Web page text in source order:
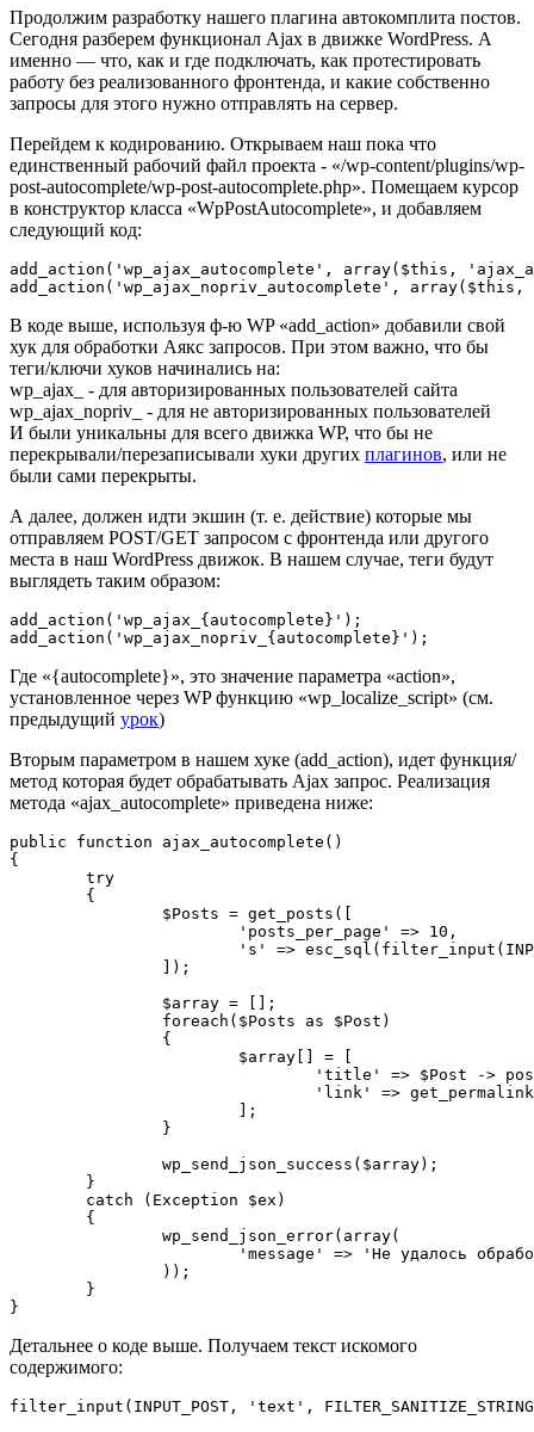
Продолжим разработку нашего плагина автокомплита постов.
Сегодня разберем функционал Ajax в движке WordPress. А
именно — что, как и где подключать, как протестировать
работу без реализованного фронтенда, и какие собственно
запросы для этого нужно отправлять на сервер.
Перейдем к кодированию. Открываем наш пока что
единственный рабочий файл проекта - «/wp-content/plugins/wp-
post-autocomplete/wp-post-autocomplete.php». Помещаем курсор
в конструктор класса «WpPostAutocomplete», и добавляем
следующий код:
add_action('wp_ajax_autocomplete', array($this,
В коде выше, используя ф-ю WP «add_action» добавили свой
хук для обработки Аякс запросов. При этом важно, что бы
теги/ключи хуков начинались на:
wp_ajax_ - для авторизированных пользователей сайта
wp_ajax_nopriv_ - для не авторизированных пользователей
И были уникальны для всего движка WP, что бы не
перекрывали/перезаписывали хуки других плагинов, или не
были сами перекрыты.
А далее, должен идти экшин (т. е. действие) которые мы
отправляем POST/GET запросом с фронтенда или другого
места в наш WordPress движок. В нашем случае, теги будут
выглядеть таким образом:
add_action('wp_ajax_{autocomplete}');
Где «{autocomplete}», это значение параметра «action»,
установленное через WP функцию «wp_localize_script» (см.
предыдущий урок)
Вторым параметром в нашем хуке (add_action), идет функция/
метод которая будет обрабатывать Ajax запрос. Реализация
метода «ajax_autocomplete» приведена ниже:
public function ajax_autocomplete()
{
Детальнее о коде выше. Получаем текст искомого
содержимого: